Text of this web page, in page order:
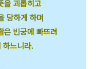
을 괴롭히고
당하게 하며
은 빈궁에 빠뜨려
하느니라.